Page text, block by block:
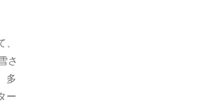
さ
多
ー